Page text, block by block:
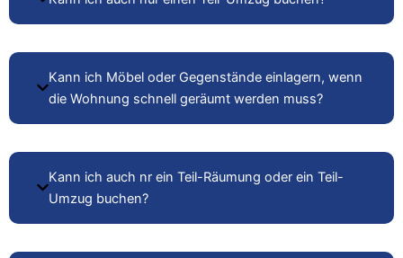
Kann ich Möbel oder Gegenstände einlagern, wenn
die Wohnung schnell geräumt werden muss?
Kann ich auch nr ein Teil-Räumung oder ein Teil-
Umzug buchen?